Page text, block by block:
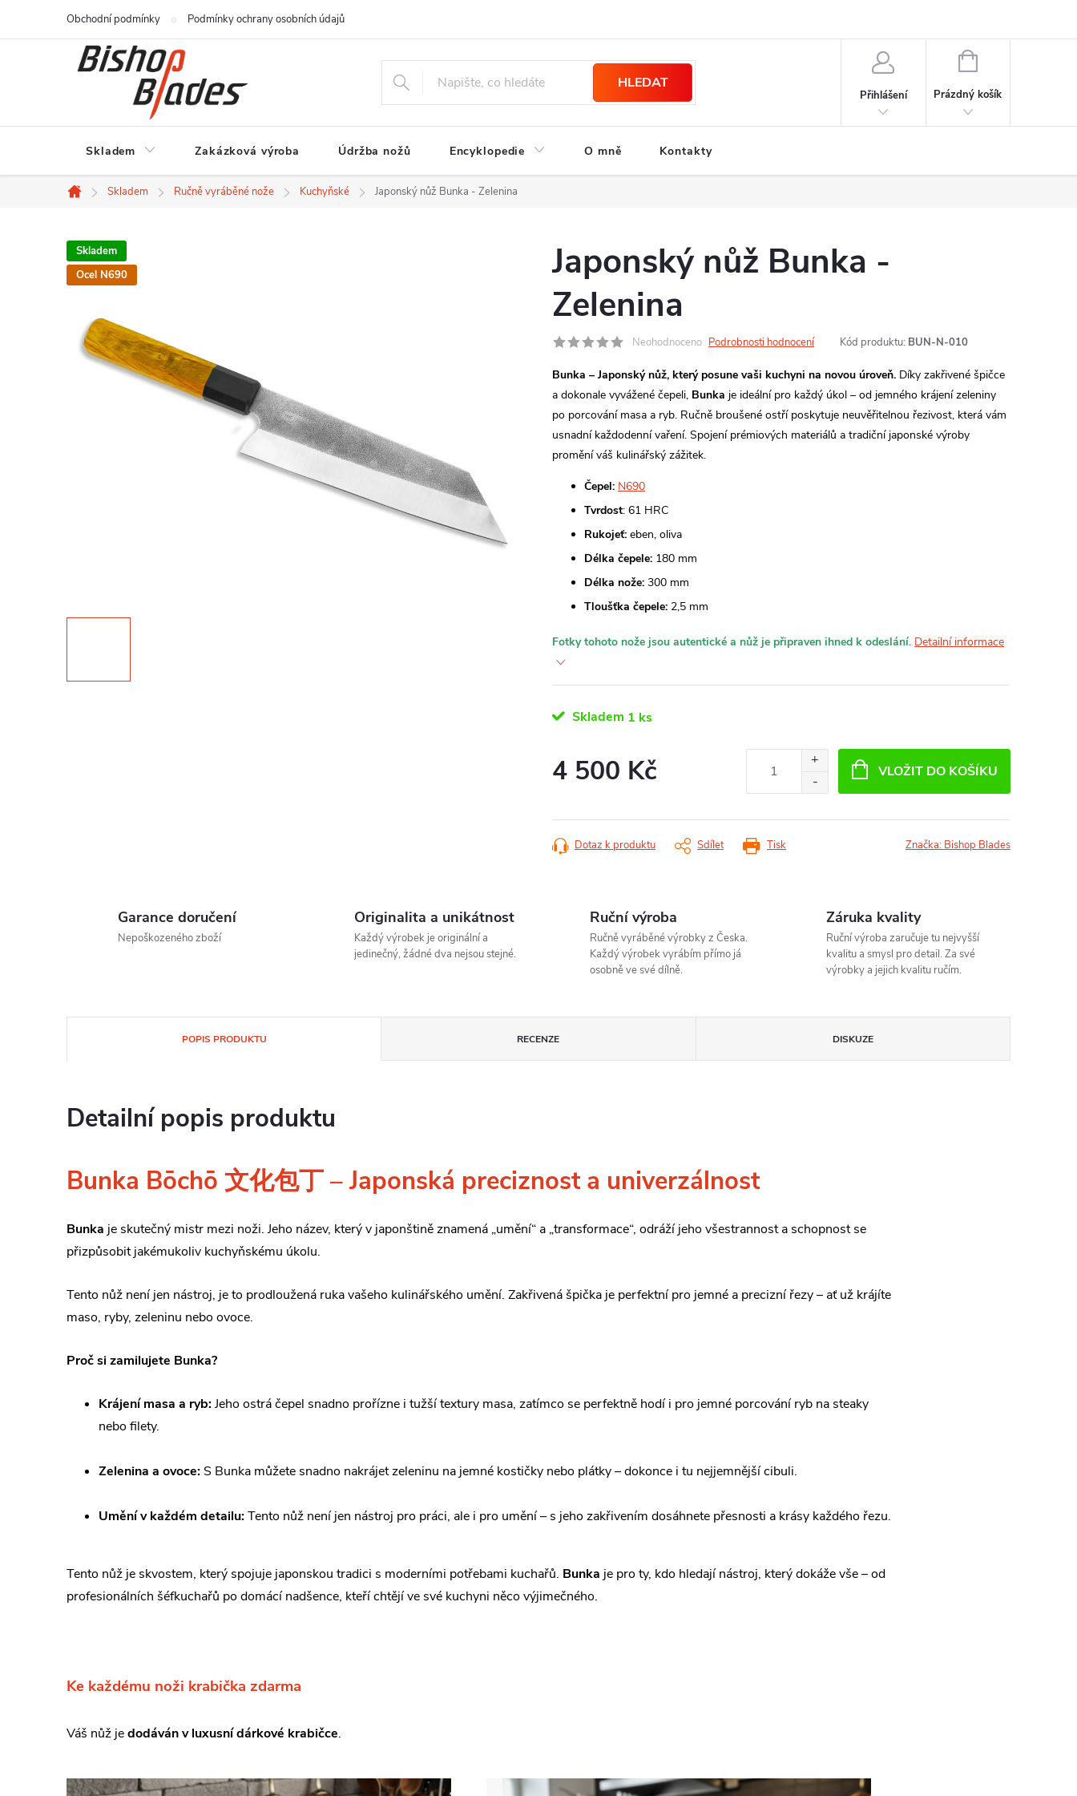
Obchodní podmínky Podmínky ochrany osobních údajů
HLEDAT
Přihlášení
NÁKUPNÍ
Prázdný košík
Skladem Zakázková výroba Údržba nožů Encyklopedie O mně Kontakty
Domů
Skladem Ručně vyráběné nože Kuchyňské Japonský nůž Bunka - Zelenina
Skladem
Ocel N690
Japonský nůž Bunka -
Zelenina
Neohodnoceno Podrobnosti hodnocení Kód produktu: BUN-N-010
Bunka – Japonský nůž, který posune vaši kuchyni na novou úroveň. Díky zakřivené špičce
a dokonale vyvážené čepeli, Bunka je ideální pro každý úkol – od jemného krájení zeleniny
po porcování masa a ryb. Ručně broušené ostří poskytuje neuvěřitelnou řezivost, která vám
usnadní každodenní vaření. Spojení prémiových materiálů a tradiční japonské výroby
promění váš kulinářský zážitek.
Čepel: N690
Tvrdost: 61 HRC
Rukojeť: eben, oliva
Délka čepele: 180 mm
Délka nože: 300 mm
Tloušťka čepele: 2,5 mm
Fotky tohoto nože jsou autentické a nůž je připraven ihned k odeslání. Detailní informace
Skladem 1 ks
4 500 Kč VLOŽIT DO KOŠÍKU
Tisk
Dotaz k produktu Sdílet Značka: Bishop Blades
Garance doručení
Nepoškozeného zboží
Originalita a unikátnost
Každý výrobek je originální a
jedinečný, žádné dva nejsou stejné.
Ruční výroba
Ručně vyráběné výrobky z Česka.
Každý výrobek vyrábím přímo já
osobně ve své dílně.
Záruka kvality
Ruční výroba zaručuje tu nejvyšší
kvalitu a smysl pro detail. Za své
výrobky a jejich kvalitu ručím.
POPIS PRODUKTU RECENZE DISKUZE
Detailní popis produktu
Bunka Bōchō 文化包丁 – Japonská preciznost a univerzálnost
Bunka je skutečný mistr mezi noži. Jeho název, který v japonštině znamená „umění“ a „transformace“, odráží jeho všestrannost a schopnost se
přizpůsobit jakémukoliv kuchyňskému úkolu.
Tento nůž není jen nástroj, je to prodloužená ruka vašeho kulinářského umění. Zakřivená špička je perfektní pro jemné a precizní řezy – ať už krájíte
maso, ryby, zeleninu nebo ovoce.
Proč si zamilujete Bunka?
Krájení masa a ryb:Jeho ostrá čepel snadno prořízne i tužší textury masa, zatímco se perfektně hodí i pro jemné porcování ryb na steaky
nebo filety.
Zelenina a ovoce: S Bunka můžete snadno nakrájet zeleninu na jemné kostičky nebo plátky – dokonce i tu nejjemnější cibuli.
Umění v každém detailu:Tento nůž není jen nástroj pro práci, ale i pro umění – s jeho zakřivením dosáhnete přesnosti a krásy každého řezu.
Tento nůž je skvostem, který spojuje japonskou tradici s moderními potřebami kuchařů. Bunka je pro ty, kdo hledají nástroj, který dokáže vše – od
profesionálních šéfkuchařů po domácí nadšence, kteří chtějí ve své kuchyni něco výjimečného.
Ke každému noži krabička zdarma
Váš nůž jedodáván v luxusní dárkové krabičce.